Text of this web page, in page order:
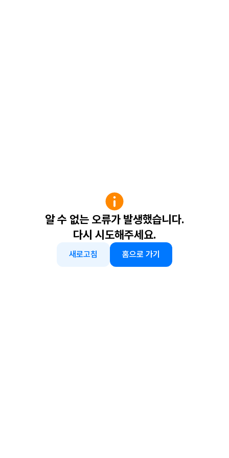
알 수 없는 오류가 발생했습니다.
다시 시도해주세요.
새로고침 홈으로 가기